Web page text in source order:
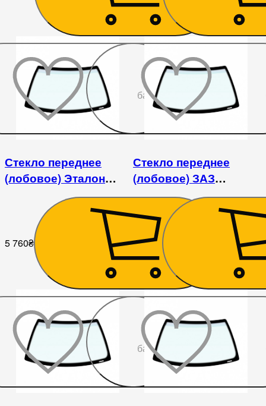
До
бажаного
Стекло переднее
(лобовое) Эталон
5 760₴
Стекло переднее
(лобовое) ЗАЗ
1102/1103/1105
2 610₴
До
бажаного